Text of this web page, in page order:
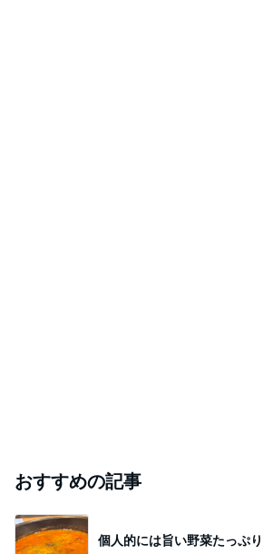
おすすめの記事
個人的には旨い野菜たっぷ